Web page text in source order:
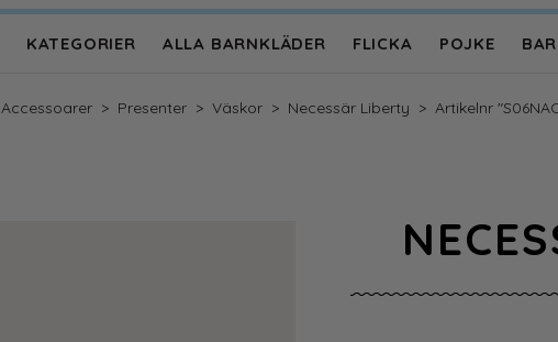
KATEGORIER ALLA BARNKLÄDER FLICKA POJKE
Accessoarer > Presenter > Väskor > Necessär Liberty > Artikelnr